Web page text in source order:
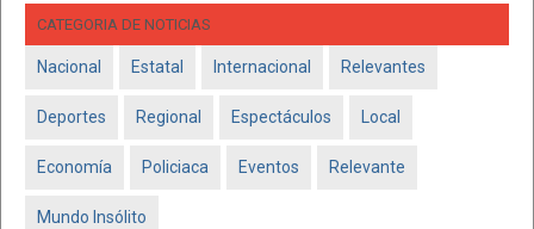
CATEGORIA DE NOTICIAS
Nacional Estatal Internacional Relevantes
Deportes Regional Espectáculos Local
Economía Policiaca Eventos Relevante
Mundo Insólito